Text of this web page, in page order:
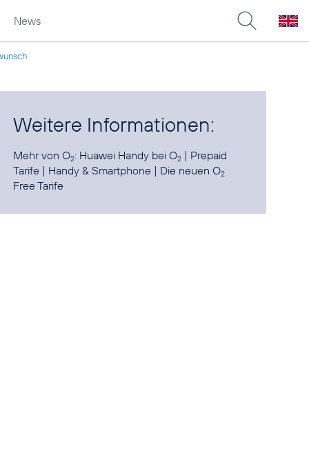
News
Weitere Informationen:
Mehr von O2: Huawei Handy bei O2 | Prepaid
Tarife | Handy & Smartphone | Die neuen O2
Free Tarife